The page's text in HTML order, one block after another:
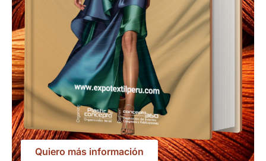
Quiero más información